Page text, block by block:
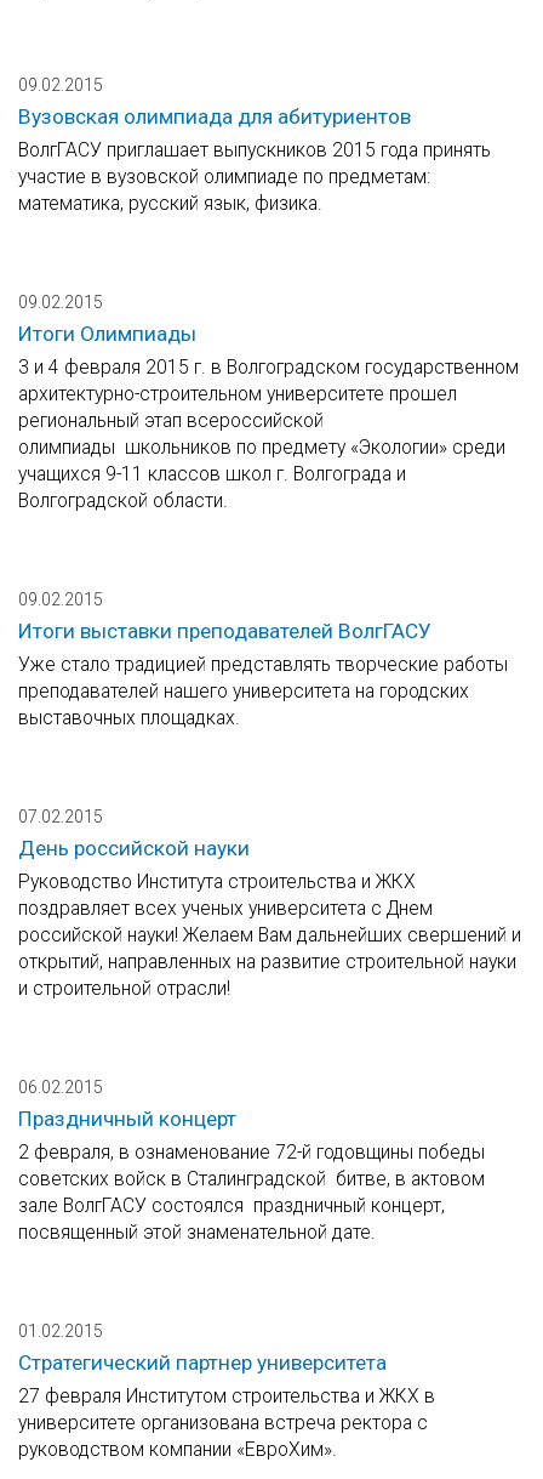
09.02.2015
Вузовская олимпиада для абитуриентов
ВолгГАСУ приглашает выпускников 2015 года принять
участие в вузовской олимпиаде по предметам:
математика, русский язык, физика.
09.02.2015
Итоги Олимпиады
3 и 4 февраля 2015 г. в Волгоградском государственном
архитектурно-строительном университете прошел
региональный этап всероссийской
олимпиады школьников по предмету «Экологии» среди
учащихся 9-11 классов школ г. Волгограда и
Волгоградской области.
09.02.2015
Итоги выставки преподавателей ВолгГАСУ
Уже стало традицией представлять творческие работы
преподавателей нашего университета на городских
выставочных площадках.
07.02.2015
День российской науки
Руководство Института строительства и ЖКХ
поздравляет всех ученых университета с Днем
российской науки! Желаем Вам дальнейших свершений и
открытий, направленных на развитие строительной науки
и строительной отрасли!
06.02.2015
Праздничный концерт
2 февраля, в ознаменование 72-й годовщины победы
советских войск в Сталинградской битве, в актовом
зале ВолгГАСУ состоялся праздничный концерт,
посвященный этой знаменательной дате.
01.02.2015
Стратегический партнер университета
27 февраля Институтом строительства и ЖКХ в
университете организована встреча ректора с
руководством компании «ЕвроХим».